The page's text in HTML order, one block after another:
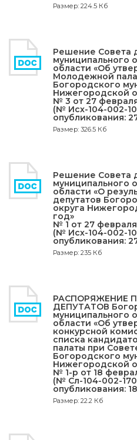
Размер: 224.5 Кб
Решение Совета
муниципального
области «Об
Молодежной
Богородского
Нижегородской
№ 3 от 27
(№ Исх-104-002-
опубликования:
Размер: 326.5 Кб
Решение Совета
муниципального
области «О
депутатов
округа
год»
№ 1 от 27
(№ Исх-104-002-
опубликования:
Размер: 235 Кб
РАСПОРЯЖЕНИЕ
ДЕПУТАТОВ
муниципального
области «Об
конкурсной
списка
палаты при
Богородского
Нижегородской
№ 1-р от 18
(№ Сл-104-002-
опубликования:
Размер: 22.2 Кб